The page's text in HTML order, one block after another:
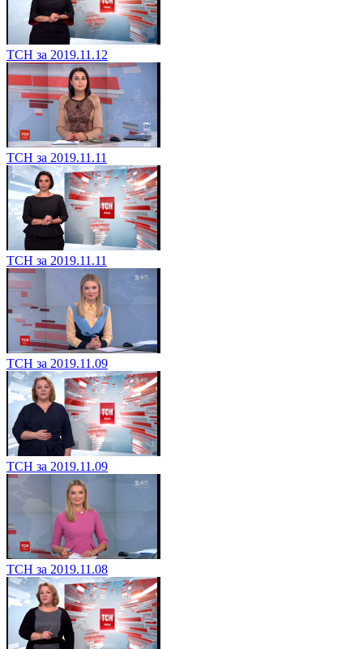
ТСН за 2019.11.12
ТСН за 2019.11.11
ТСН за 2019.11.11
ТСН за 2019.11.09
ТСН за 2019.11.09
ТСН за 2019.11.08